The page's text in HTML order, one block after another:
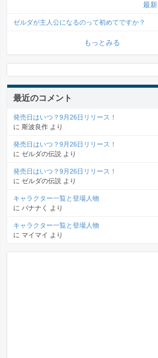
最新
ゼルダが主人公になるのって初めてですか？
もっとみる
最近のコメント
発売日はいつ？9月26日リリース！
に 斯波良作 より
発売日はいつ？9月26日リリース！
に ゼルダの伝説 より
発売日はいつ？9月26日リリース！
に ゼルダの伝説 より
キャラクター一覧と登場人物
に バナナく より
キャラクター一覧と登場人物
に マイマイ より